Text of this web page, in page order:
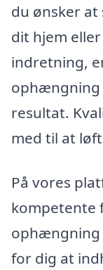
du ønsker
dit hjem
indretning,
resultat.
med til at
På vores
kompetente
ophængning
for dig at